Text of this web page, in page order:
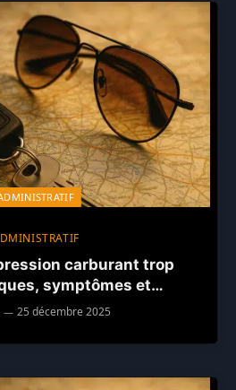
carburant trop
symptômes et
recommandées
25 décembre 2025